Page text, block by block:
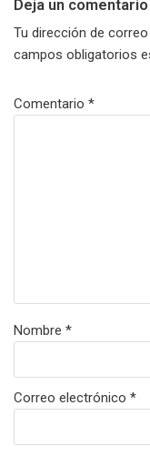
Deja un comentario
Tu dirección de
campos obligatorios
Comentario *
Nombre *
Correo electrónico *